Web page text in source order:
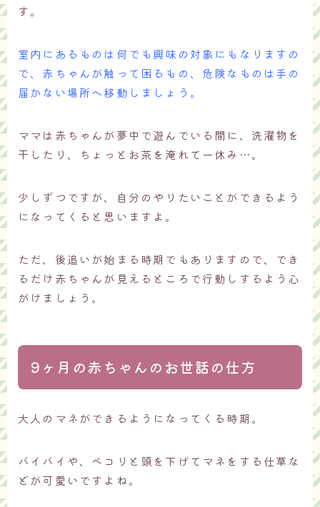
す。
室内にあるものは何でも興味の対象にもなりますの
で、赤ちゃんが触って困るもの、危険なものは手の
届かない場所へ移動しましょう。
ママは赤ちゃんが夢中で遊んでいる間に、洗濯物を
干したり、ちょっとお茶を淹れて一休み…。
少しずつですが、自分のやりたいことができるよう
になってくると思いますよ。
ただ、後追いが始まる時期でもありますので、でき
るだけ赤ちゃんが見えるところで行動しするよう心
がけましょう。
9ヶ月の赤ちゃんのお世話の仕方
大人のマネができるようになってくる時期。
バイバイや、ペコリと頭を下げてマネをする仕草な
どが可愛いですよね。